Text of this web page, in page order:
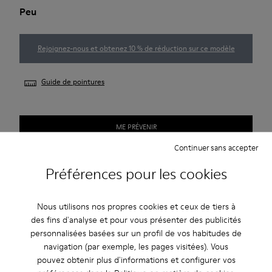
Préférences pour les cookies
Nous utilisons nos propres cookies et ceux de tiers à
des fins d'analyse et pour vous présenter des publicités
personnalisées basées sur un profil de vos habitudes de
navigation (par exemple, les pages visitées). Vous
pouvez obtenir plus d'informations et configurer vos
Continuer sans accepter
Peu
Rejoignez-nous et obtenez 10 % de réduction sur ce modèle
Guide de pointures
ME PRÉVENIR
Livraison standard gratuite pour les achats de plus de 45€
Livraison standard gratuite pour les achats de plus de 45€
Période de garantie de 2 ans.